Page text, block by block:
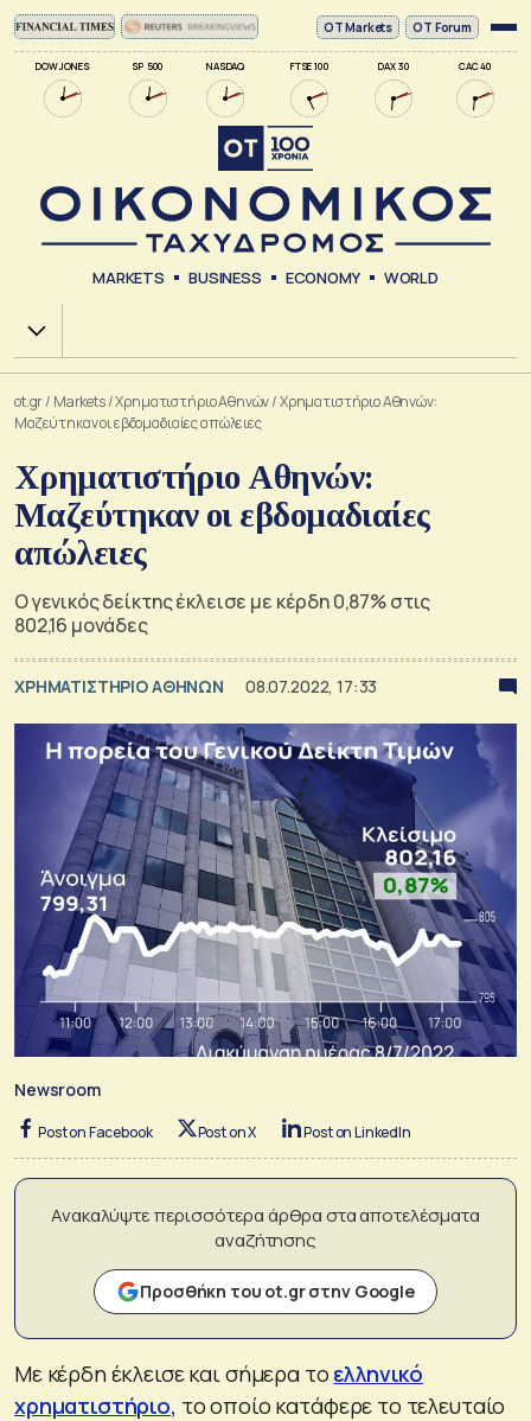
DOW JONES SP 500 NASDAQ FTSE 100 DAX 30 CAC 40
ΟΤ Markets OT Forum
MARKETS BUSINESS ECONOMY WORLD
Χ.Α.
ot.gr/ Markets/Xρηματιστήριο Αθηνών/Χρηματιστήριο Αθηνών:
Mαζεύτηκαν οι εβδομαδιαίες απώλειες
Χρηματιστήριο Αθηνών:
Mαζεύτηκαν οι εβδομαδιαίες
απώλειες
Ο γενικός δείκτης έκλεισε με κέρδη 0,87% στις
802,16 μονάδες
XΡΗΜΑΤΙΣΤΗΡΙΟ ΑΘΗΝΩΝ 08.07.2022, 17:33
Newsroom
Post on Facebook Post on X Post on LinkedIn
Ανακαλύψτε περισσότερα άρθρα στα αποτελέσματα
αναζήτησης
Προσθήκη του ot.gr στην Google
Με κέρδη έκλεισε και σήμερα το ελληνικό
χρηματιστήριο, το οποίο κατάφερε το τελευταίο